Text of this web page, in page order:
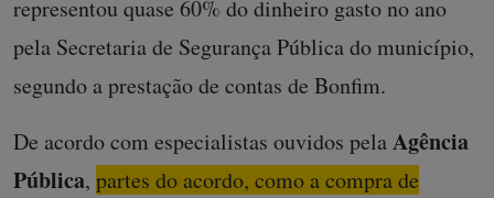
representou quase 60% do dinheiro gasto no ano
pela Secretaria de Segurança Pública do município,
segundo a prestação de contas de Bonfim.
De acordo com especialistas ouvidos pelaAgência
Pública, partes do acordo, como a compra de